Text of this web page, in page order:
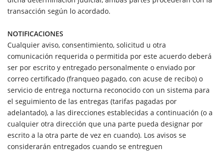
transacción según lo acordado.
NOTIFICACIONES
Cualquier aviso, consentimiento, solicitud u otra
comunicación requerida o permitida por este acuerdo deberá
ser por escrito y entregado personalmente o enviado por
correo certificado (franqueo pagado, con acuse de recibo) o
servicio de entrega nocturna reconocido con un sistema para
el seguimiento de las entregas (tarifas pagadas por
adelantado), a las direcciones establecidas a continuación (o a
cualquier otra dirección que una parte pueda designar por
escrito a la otra parte de vez en cuando). Los avisos se
considerarán entregados cuando se entreguen